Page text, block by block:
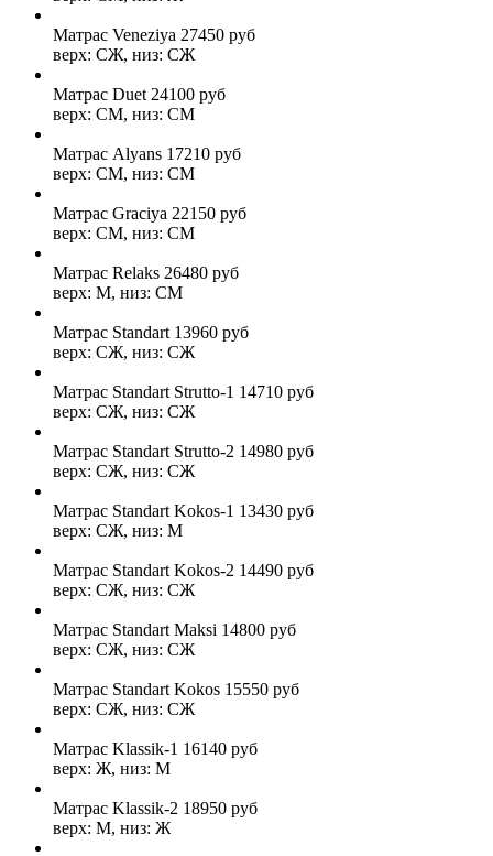
Матрас Veneziya 27450 руб
верх: СЖ, низ: СЖ
Матрас Duet 24100 руб
верх: СМ, низ: СМ
Матрас Alyans 17210 руб
верх: СМ, низ: СМ
Матрас Graciya 22150 руб
верх: СМ, низ: СМ
Матрас Relaks 26480 руб
верх: М, низ: СМ
Матрас Standart 13960 руб
верх: СЖ, низ: СЖ
Матрас Standart Strutto-1 14710 руб
верх: СЖ, низ: СЖ
Матрас Standart Strutto-2 14980 руб
верх: СЖ, низ: СЖ
Матрас Standart Kokos-1 13430 руб
верх: СЖ, низ: М
Матрас Standart Kokos-2 14490 руб
верх: СЖ, низ: СЖ
Матрас Standart Maksi 14800 руб
верх: СЖ, низ: СЖ
Матрас Standart Kokos 15550 руб
верх: СЖ, низ: СЖ
Матрас Klassik-1 16140 руб
верх: Ж, низ: М
Матрас Klassik-2 18950 руб
верх: М, низ: Ж